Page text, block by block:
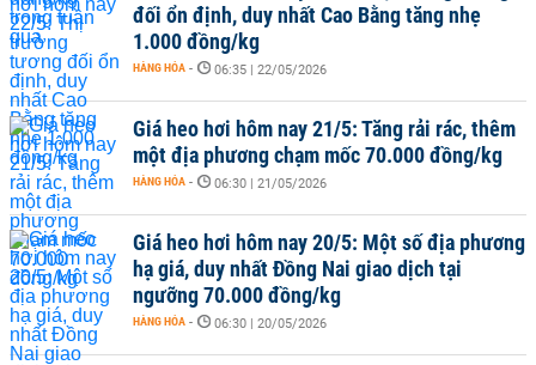
đối ổn định, duy nhất Cao Bằng tăng nhẹ
1.000 đồng/kg
HÀNG HÓA - 06:35 | 22/05/2026
Giá heo hơi hôm nay 21/5: Tăng rải rác, thêm
một địa phương chạm mốc 70.000 đồng/kg
HÀNG HÓA - 06:30 | 21/05/2026
Giá heo hơi hôm nay 20/5: Một số địa phương
hạ giá, duy nhất Đồng Nai giao dịch tại
ngưỡng 70.000 đồng/kg
HÀNG HÓA - 06:30 | 20/05/2026